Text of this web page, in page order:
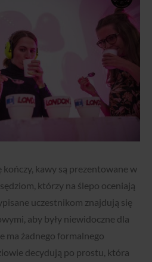
kończy, kawy są prezentowane w
którzy na ślepo oceniają
uczestnikom znajdują się
aby były niewidoczne dla
ma żadnego formalnego
decydują po prostu, która